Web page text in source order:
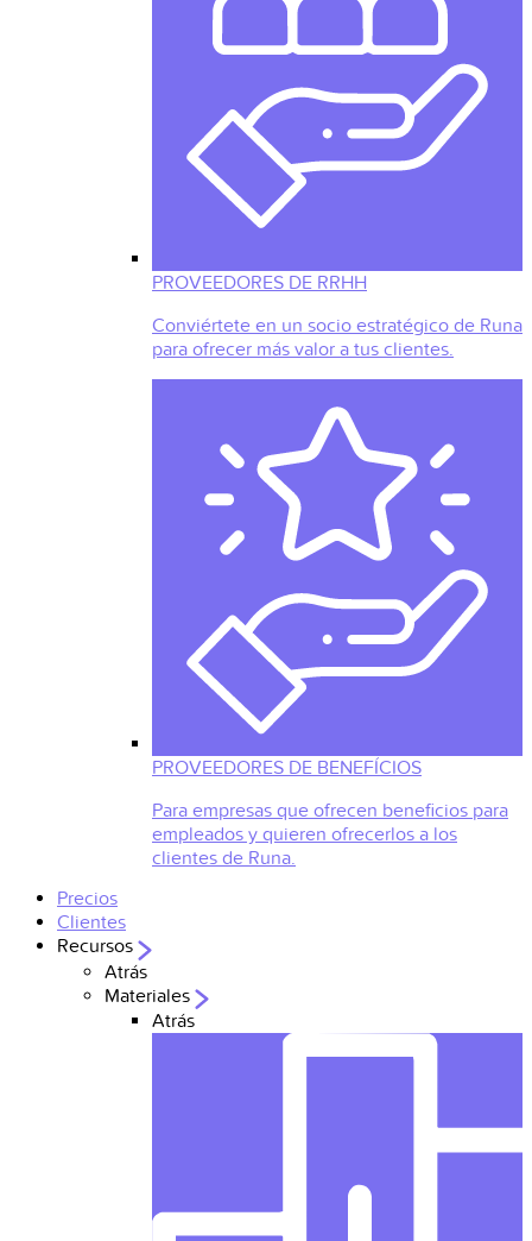
PROVEEDORES DE RRHH
Conviértete en un socio estratégico de Runa
para ofrecer más valor a tus clientes.
PROVEEDORES DE BENEFÍCIOS
Para empresas que ofrecen beneficios para
empleados y quieren ofrecerlos a los
clientes de Runa.
Precios
Clientes
Recursos
Atrás
Materiales
Atrás